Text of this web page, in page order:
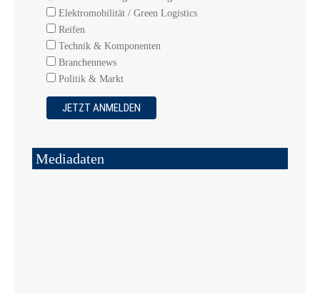
Elektromobilität / Green Logistics
Reifen
Technik & Komponenten
Branchennews
Politik & Markt
Mediadaten